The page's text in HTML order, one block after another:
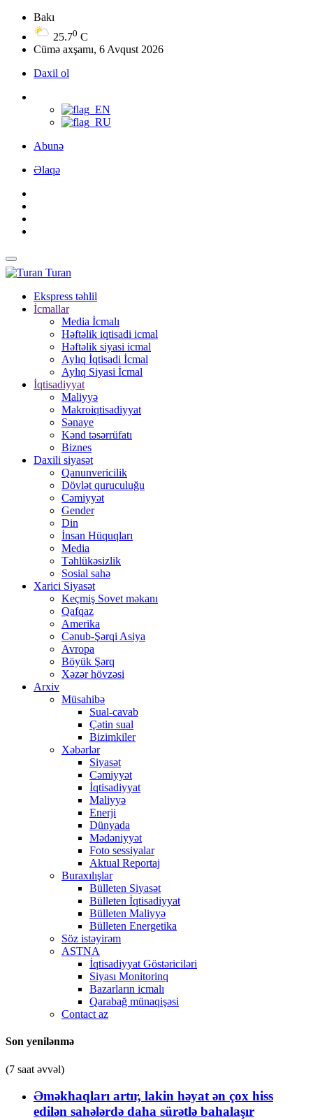
Bakı
25.70 C
Cümə axşamı, 6 Avqust 2026
Daxil ol
Abunə
Əlaqə
Turan
Ekspress təhlil
İcmallar
Media İcmalı
Həftəlik iqtisadi icmal
Həftəlik siyasi icmal
Aylıq İqtisadi İcmal
Aylıq Siyasi İcmal
İqtisadiyyat
Maliyyə
Makroiqtisadiyyat
Sənaye
Kənd təsərrüfatı
Biznes
Daxili siyasət
Qanunvericilik
Dövlət quruculuğu
Cəmiyyət
Gender
Din
İnsan Hüquqları
Media
Təhlükəsizlik
Sosial sahə
Xarici Siyasət
Keçmiş Sovet məkanı
Qafqaz
Amerika
Cənub-Şərqi Asiya
Avropa
Böyük Şərq
Xəzər hövzəsi
Arxiv
Müsahibə
Sual-cavab
Çətin sual
Bizimkiler
Xəbərlər
Siyasət
Cəmiyyət
İqtisadiyyat
Maliyyə
Enerji
Dünyada
Mədəniyyət
Foto sessiyalar
Aktual Reportaj
Buraxılışlar
Bülleten Siyasət
Bülleten İqtisadiyyat
Bülleten Maliyyə
Bülleten Energetika
Söz istəyirəm
ASTNA
İqtisadiyyat Göstəriciləri
Siyası Monitorinq
Bazarların icmalı
Qarabağ münaqişəsi
Contact az
Son yenilənmə
(7 saat əvvəl)
Əməkhaqları artır, lakin həyat ən çox hiss
edilən sahələrdə daha sürətlə bahalaşır